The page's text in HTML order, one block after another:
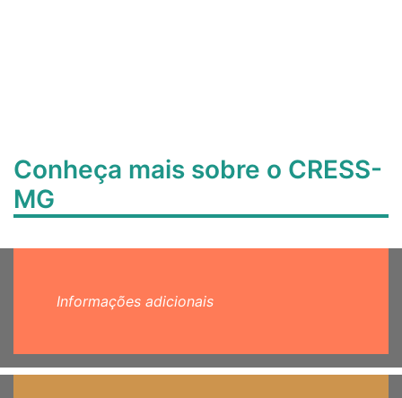
Conheça mais sobre o CRESS-
MG
Informações adicionais